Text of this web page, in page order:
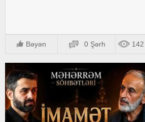
Bəyən 0 Şərh 142